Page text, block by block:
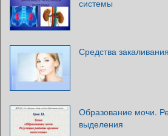
системы
Средства
Образование мочи.
выделения